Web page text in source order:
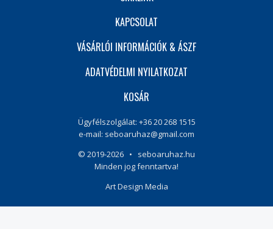
KAPCSOLAT
VÁSÁRLÓI INFORMÁCIÓK & ÁSZF
ADATVÉDELMI NYILATKOZAT
KOSÁR
Ügyfélszolgálat: +36 20 268 1515
e-mail: seboaruhaz@gmail.com
© 2019-2026 • seboaruhaz.hu
Minden jog fenntartva!
Art Design Media